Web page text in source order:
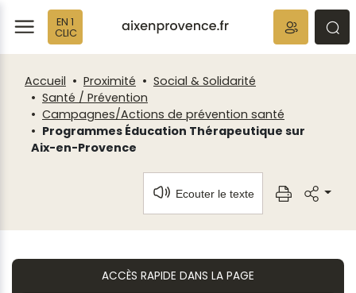
EN 1
CLIC
Accueil Proximité
Social & Solidarité
Santé / Prévention
Campagnes/Actions de prévention santé
Programmes Éducation Thérapeutique sur
Aix-en-Provence
Ecouter le texte
ACCÈS RAPIDE DANS LA PAGE
Fenêtre
de
chat
Panneau de gestion des cookies